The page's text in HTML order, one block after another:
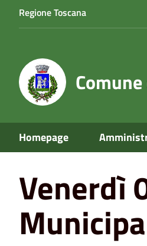
Regione Toscana
Homepage
Home News Servizi
Venerdì